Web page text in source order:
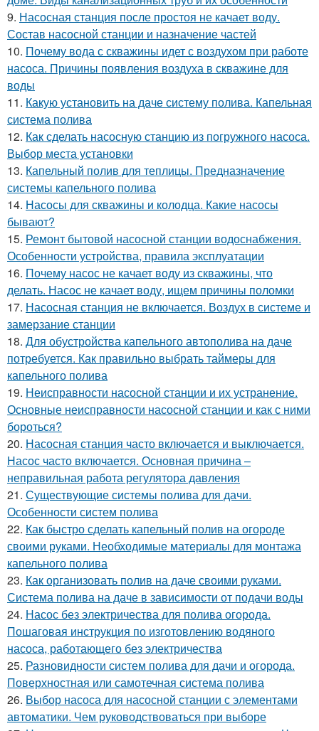
9. Насосная станция после простоя не качает воду.
Состав насосной станции и назначение частей
10. Почему вода с скважины идет с воздухом при работе
насоса. Причины появления воздуха в скважине для
воды
11. Какую установить на даче систему полива. Капельная
система полива
12. Как сделать насосную станцию из погружного насоса.
Выбор места установки
13. Капельный полив для теплицы. Предназначение
системы капельного полива
14. Насосы для скважины и колодца. Какие насосы
бывают?
15. Ремонт бытовой насосной станции водоснабжения.
Особенности устройства, правила эксплуатации
16. Почему насос не качает воду из скважины, что
делать. Насос не качает воду, ищем причины поломки
17. Насосная станция не включается. Воздух в системе и
замерзание станции
18. Для обустройства капельного автополива на даче
потребуется. Как правильно выбрать таймеры для
капельного полива
19. Неисправности насосной станции и их устранение.
Основные неисправности насосной станции и как с ними
бороться?
20. Насосная станция часто включается и выключается.
Насос часто включается. Основная причина –
неправильная работа регулятора давления
21. Существующие системы полива для дачи.
Особенности систем полива
22. Как быстро сделать капельный полив на огороде
своими руками. Необходимые материалы для монтажа
капельного полива
23. Как организовать полив на даче своими руками.
Система полива на даче в зависимости от подачи воды
24. Насос без электричества для полива огорода.
Пошаговая инструкция по изготовлению водяного
насоса, работающего без электричества
25. Разновидности систем полива для дачи и огорода.
Поверхностная или самотечная система полива
26. Выбор насоса для насосной станции с элементами
автоматики. Чем руководствоваться при выборе